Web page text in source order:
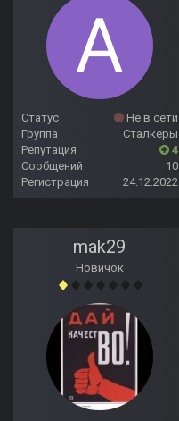
Статус
Не в сети
Группа
Сталкеры
Репутация
4
Сообщений
10
Регистрация
24.12.2022
mak29
Новичок